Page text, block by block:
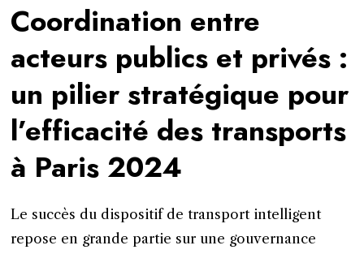
Coordination entre
acteurs publics et privés :
un pilier stratégique pour
l’efficacité des transports
à Paris 2024
Le succès du dispositif de transport intelligent
repose en grande partie sur une gouvernance